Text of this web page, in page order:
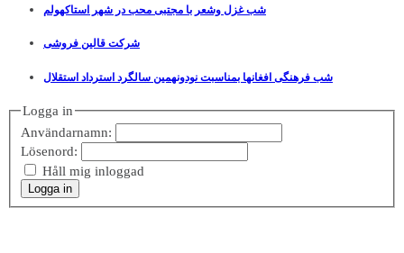
شب غزل وشعر با مجتبی محب در شهر استاکهولم
شرکت قالین فروشی
شب فرهنگی افغانها بمناسبت نودونهمین سالگرد استرداد استقلال
Logga in
Användarnamn:
Lösenord:
Håll mig inloggad
Logga in